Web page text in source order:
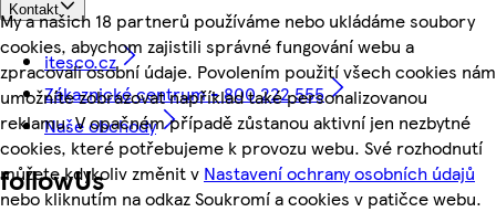
My a našich 18 partnerů používáme nebo ukládáme soubory
cookies, abychom zajistili správné fungování webu a
zpracovali osobní údaje. Povolením použití všech cookies nám
umožníte zobrazovat například také personalizovanou
reklamu. V opačném případě zůstanou aktivní jen nezbytné
cookies, které potřebujeme k provozu webu. Své rozhodnutí
můžete kdykoliv změnit v Nastavení ochrany osobních údajů
nebo kliknutím na odkaz Soukromí a cookies v patičce webu.
Kontakt
itesco.cz
Zákaznické centrum - 800 222 555
Naše obchody
followUs